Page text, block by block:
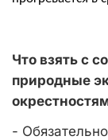
Что взять с
природные
-